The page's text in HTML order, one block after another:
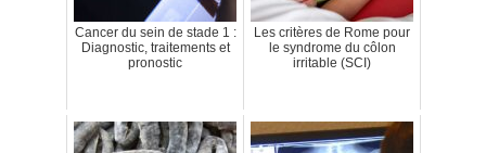
Cancer du sein de stade 1 :
Diagnostic, traitements et
pronostic
Les critères de Rome pour
le syndrome du côlon
irritable (SCI)